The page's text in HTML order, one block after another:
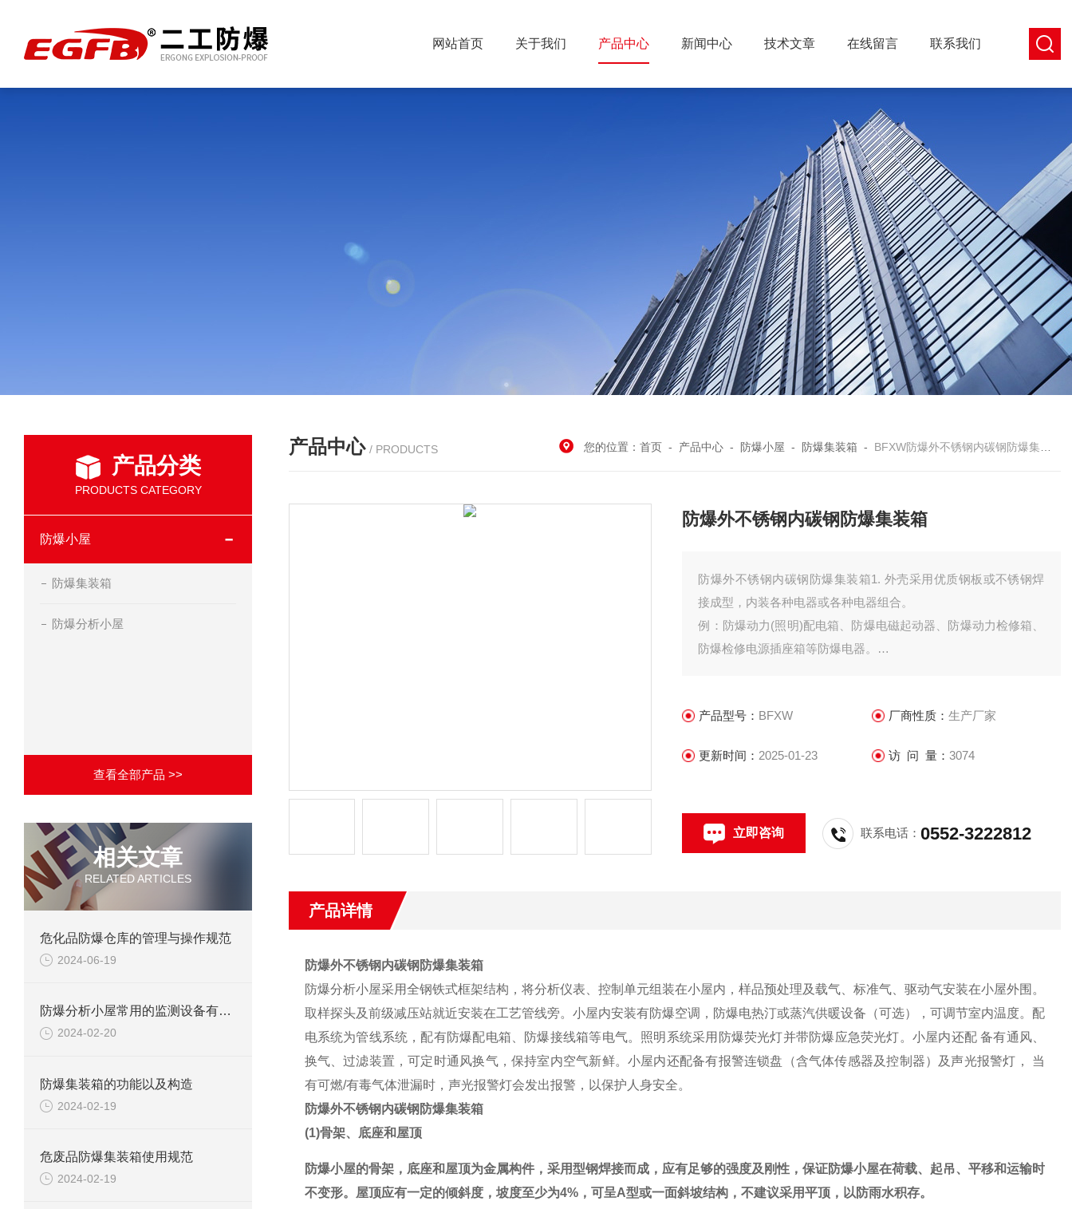
网站首页 关于我们 产品中心 新闻中心 技术文章 在线留言 联系我们
产品分类
PRODUCTS CATEGORY
防爆小屋
防爆集装箱
防爆分析小屋
查看全部产品 >>
相关文章
RELATED ARTICLES
危化品防爆仓库的管理与操作规范
2024-06-19
防爆分析小屋常用的监测设备有哪些
2024-02-20
防爆集装箱的功能以及构造
2024-02-19
危废品防爆集装箱使用规范
2024-02-19
产品中心 / PRODUCTS 您的位置：首页 - 产品中心 - 防爆小屋 - 防爆集装箱 - BFXW防爆外不锈钢内碳钢防爆集装箱
防爆外不锈钢内碳钢防爆集装箱
防爆外不锈钢内碳钢防爆集装箱1. 外壳采用优质钢板或不锈钢焊
接成型，内装各种电器或各种电器组合。
例：防爆动力(照明)配电箱、防爆电磁起动器、防爆动力检修箱、
防爆检修电源插座箱等防爆电器。
3. 可实现对电路中的参数、压力、温度等各种物理量进行计量和
4. 可满足大电流的防爆(电磁起动)
产品型号： BFXW 厂商性质： 生产厂家
更新时间： 2025-01-23 访 问 量： 3074
立即咨询 联系电话：0552-3222812
产品详情
防爆外不锈钢内碳钢防爆集装箱
防爆分析小屋采用全钢铁式框架结构，将分析仪表、控制单元组装在小屋内，样品预处理及载气、标准气、驱动气安装在小屋外围。
取样探头及前级减压站就近安装在工艺管线旁。小屋内安装有防爆空调，防爆电热汀或蒸汽供暖设备（可选），可调节室内温度。配
电系统为管线系统，配有防爆配电箱 防爆接线箱等电气。照明系统采用 防爆荧光灯并带防爆应急荧光灯。小屋内还配 备有通风、
换气、过滤装置，可定时通风换气，保持室内空气新鲜。小屋内还配备有报警连锁盘（含气体传感器及控制器）及声光报警灯， 当
有可燃/有毒气体泄漏时，声光报警灯会发出报警，以保护人身安全。
防爆外不锈钢内碳钢防爆集装箱
(1)骨架、底座和屋顶
防爆小屋的骨架，底座和屋顶为金属构件，采用型钢焊接而成，应有足够的强度及刚性，保证防爆小屋在荷载、起吊、平移和运输时
不变形。屋顶应有一定的倾斜度，坡度至少为4%，可呈A型或一面斜坡结构，不建议采用平顶，以防雨水积存。